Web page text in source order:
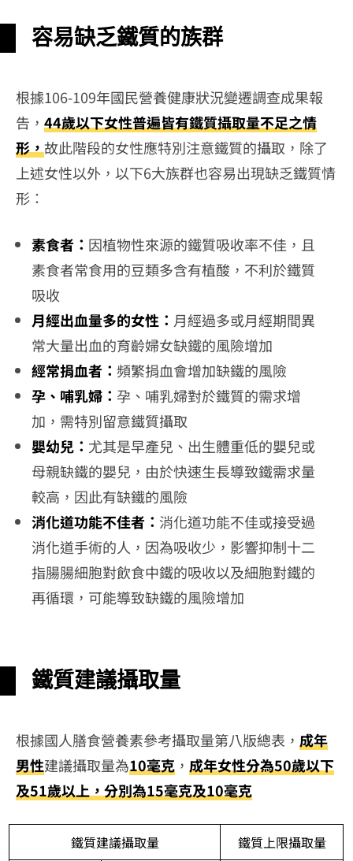
容易缺乏鐵質的族群
根據106-109年國民營養健康狀況變遷調查成果報
告， 44歲以下女性普遍皆有鐵質攝取量不足之情
形，故此階段的女性應特別注意鐵質的攝取，除了
上述女性以外，以下6大族群也容易出現缺乏鐵質情
形：
素食者： 因植物性來源的鐵質吸收率不佳，且
素食者常食用的豆類多含有植酸，不利於鐵質
吸收
月經出血量多的女性： 月經過多或月經期間異
常大量出血的育齡婦女缺鐵的風險增加
經常捐血者： 頻繁捐血會增加缺鐵的風險
孕、哺乳婦： 孕、哺乳婦對於鐵質的需求增
加，需特別留意鐵質攝取
嬰幼兒： 尤其是早產兒、出生體重低的嬰兒或
母親缺鐵的嬰兒，由於快速生長導致鐵需求量
較高，因此有缺鐵的風險
消化道功能不佳者： 消化道功能不佳或接受過
消化道手術的人，因為吸收少，影響抑制十二
指腸腸細胞對飲食中鐵的吸收以及細胞對鐵的
再循環，可能導致缺鐵的風險增加
鐵質建議攝取量
根據國人膳食營養素參考攝取量第八版總表， 成年
男性建議攝取量為10毫克 ， 成年女性分為50歲以下
及51歲以上，分別為15毫克及10毫克
鐵質建議攝取量
鐵質上限攝取量